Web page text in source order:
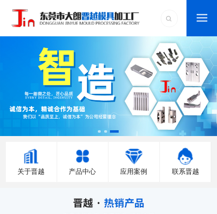
关于晋越 产品中心 应用案例 联系晋越